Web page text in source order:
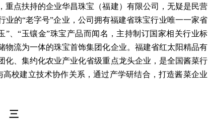
点扶持的企业华昌珠宝（福建）有限公司，无疑是民营
业的“老字号”企业，公司拥有福建省珠宝行业唯一一家省
、“玉镶金”珠宝产品而闻名，主持制订国家相关行业标
流为一体的珠宝首饰集团化企业。福建省红太阳精品有
化、集约化农业产业化省级重点龙头企业，是全国酱菜行
校建立技术协作关系，通过产学研结合，打造酱菜企业
三